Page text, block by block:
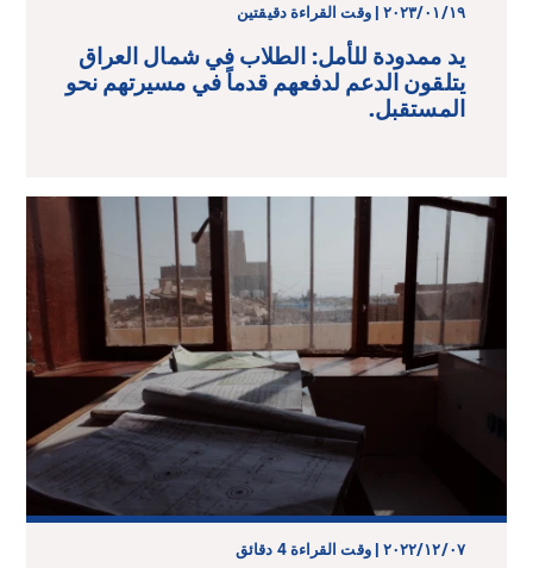
١٩‏/٠١‏/٢٠٢٣ | وقت القراءة دقيقتين
يد ممدودة للأمل: الطلاب في شمال العراق
يتلقون الدعم لدفعهم قدماً في مسيرتهم نحو
المستقبل.
٠٧‏/١٢‏/٢٠٢٢ | وقت القراءة 4 دقائق